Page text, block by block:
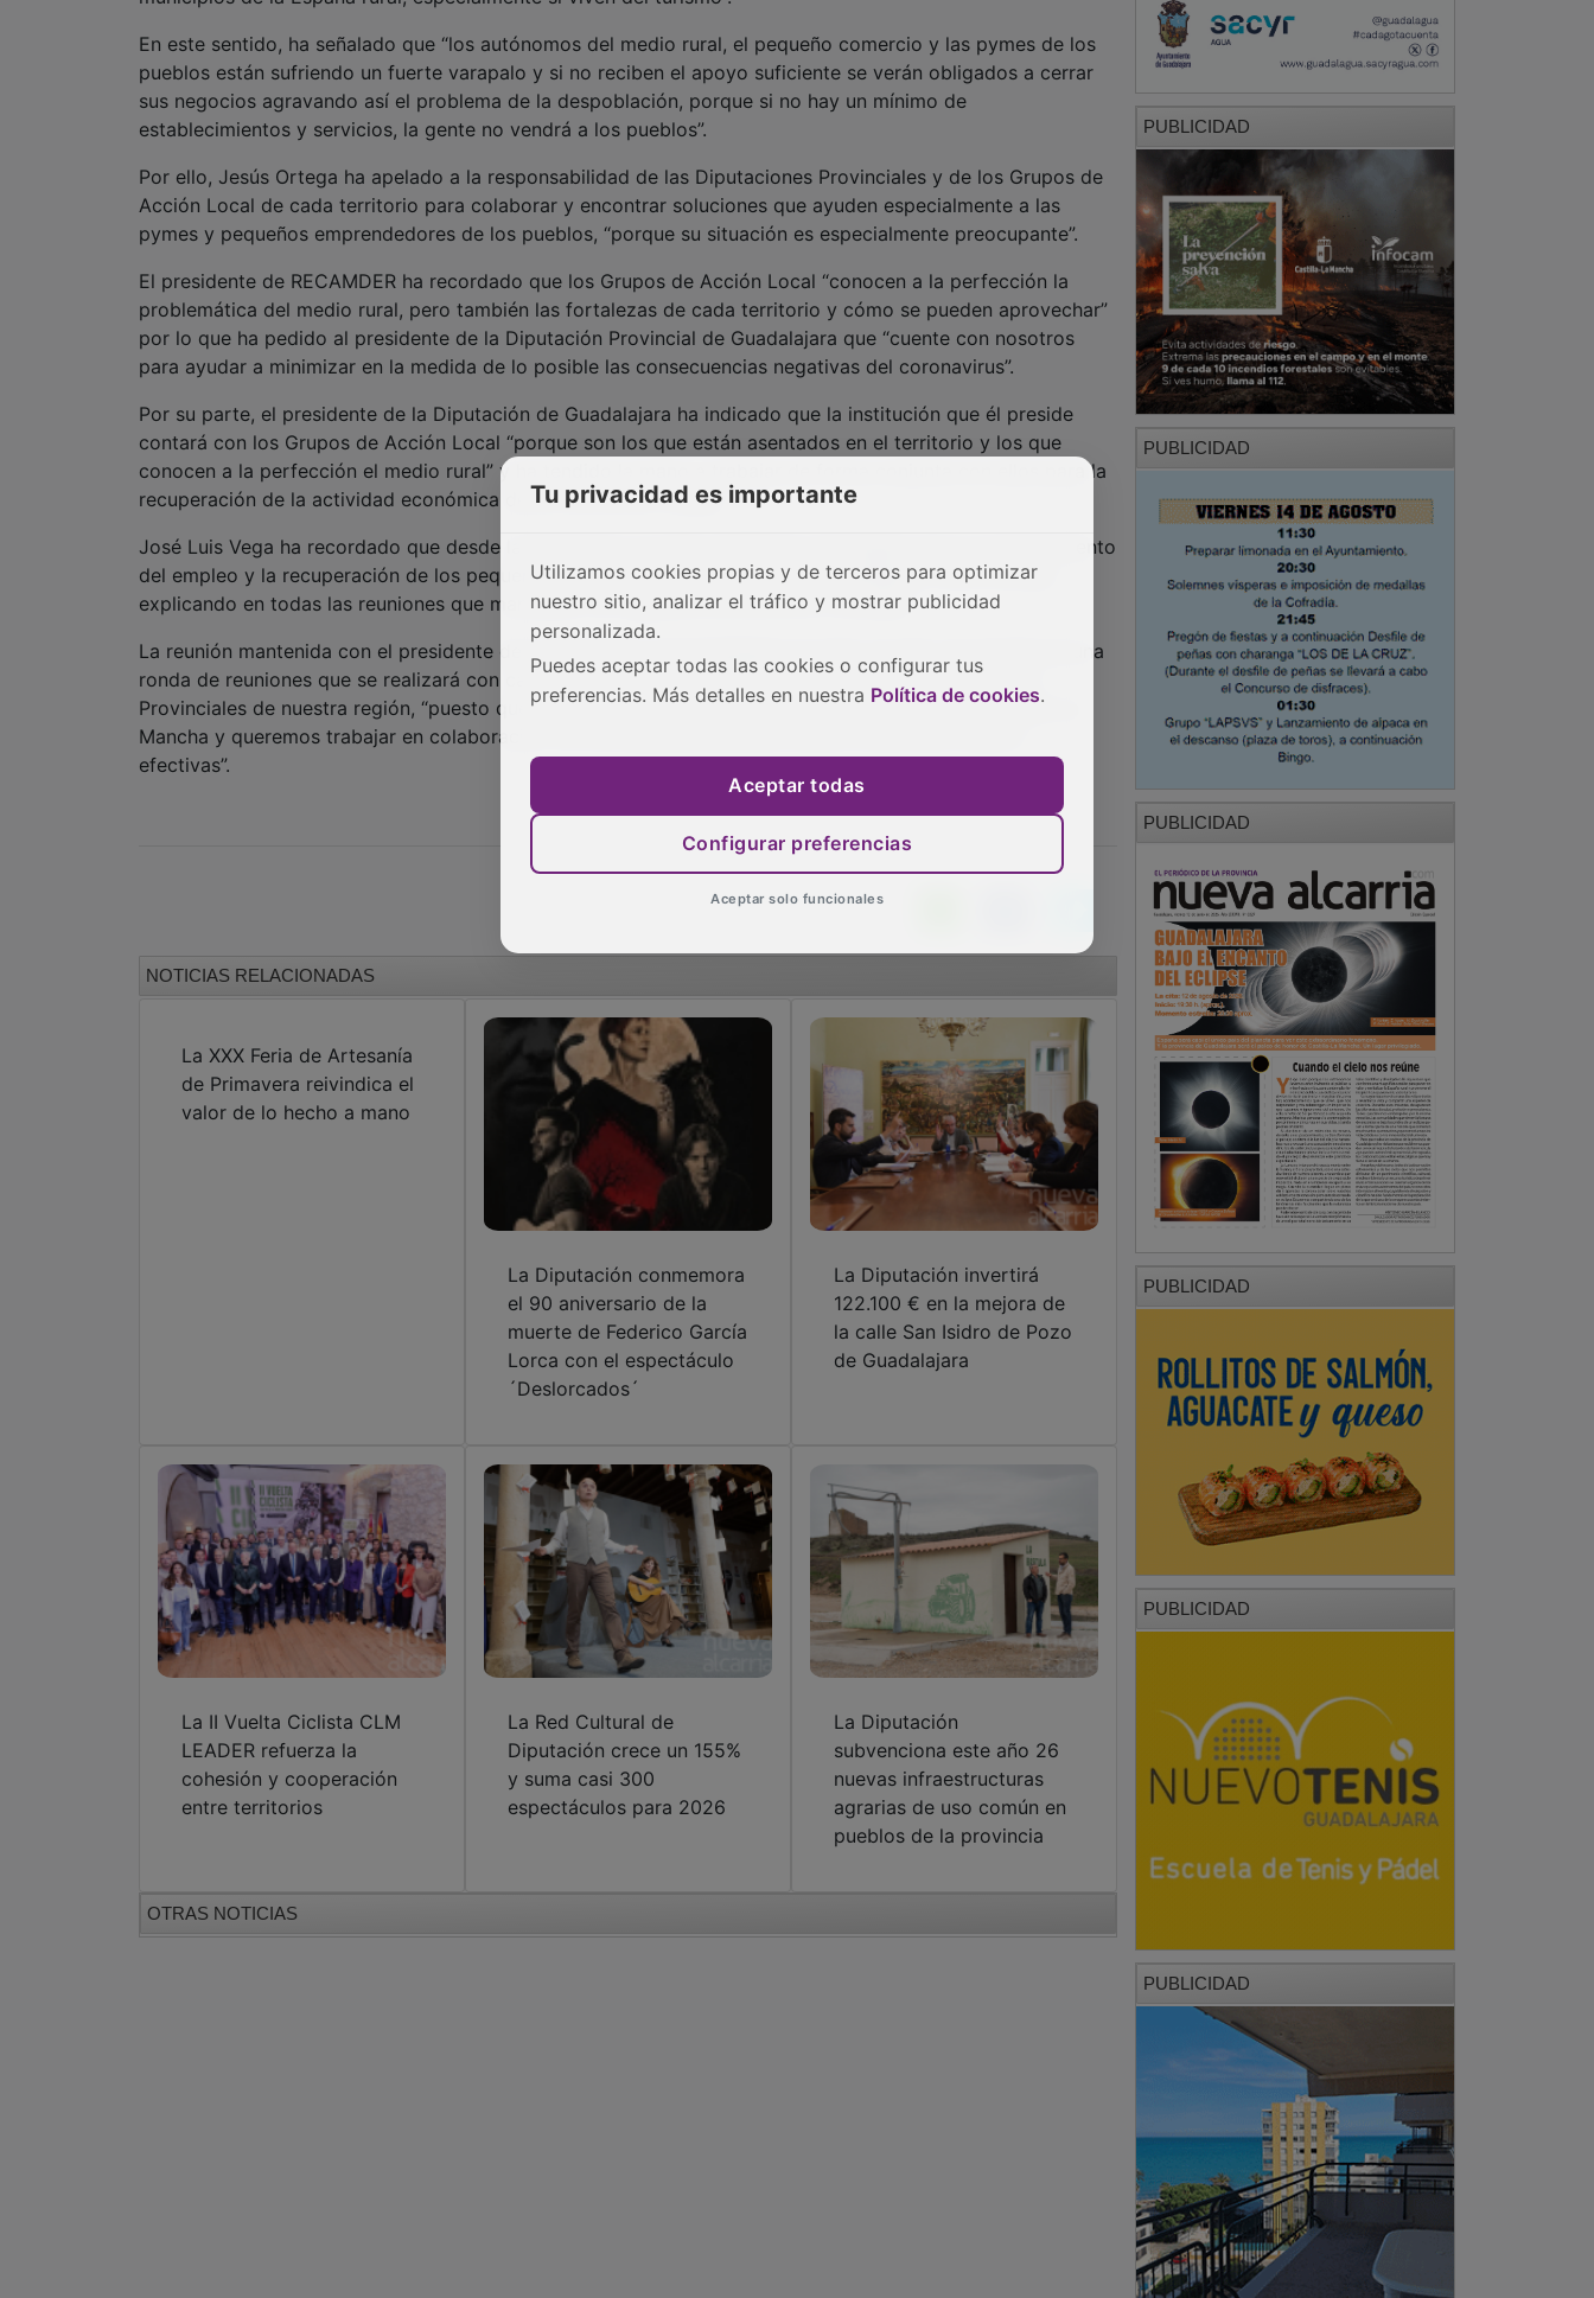
En este sentido, ha señalado que “los autónomos del medio rural, el pequeño comercio y las pymes de los
pueblos están sufriendo un fuerte varapalo y si no reciben el apoyo suficiente se verán obligados a cerrar
sus negocios agravando así el problema de la despoblación, porque si no hay un mínimo de
establecimientos y servicios, la gente no vendrá a los pueblos”.
Por ello, Jesús Ortega ha apelado a la responsabilidad de las Diputaciones Provinciales y de los Grupos de
Acción Local de cada territorio para colaborar y encontrar soluciones que ayuden especialmente a las
pymes y pequeños emprendedores de los pueblos, “porque su situación es especialmente preocupante”.
El presidente de RECAMDER ha recordado que los Grupos de Acción Local “conocen a la perfección la
problemática del medio rural, pero también las fortalezas de cada territorio y cómo se pueden aprovechar”
por lo que ha pedido al presidente de la Diputación Provincial de Guadalajara que “cuente con nosotros
para ayudar a minimizar en la medida de lo posible las consecuencias negativas del coronavirus”.
Por su parte, el presidente de la Diputación de Guadalajara ha indicado que la institución que él preside
contará con los Grupos de Acción Local “porque son los que están asentados en el territorio y los que
conocen a la perfección el medio rural” y ha tendido la mano a trabajar de forma conjunta con ellos para la
recuperación de la actividad económica de los territorios rurales.
José Luis Vega ha recordado que desde la Diputación se están diseñando estrategias para el mantenimiento
del empleo y la recuperación de los pequeños negocios de la provincia de Guadalajara, como se está
explicando en todas las reuniones que mantienen con agentes económicos y sociales.
La reunión mantenida con el presidente de la Diputación de Guadalajara ha sido el punto de partida de una
ronda de reuniones que se realizará con cada uno de los presidentes de las diferentes Diputaciones
Provinciales de nuestra región, “puesto que el problema es el mismo en todos los pueblos de Castilla-La
Mancha y queremos trabajar en colaboración con las diputaciones para buscar soluciones reales y
efectivas”.
NOTICIAS RELACIONADAS
La XXX Feria de Artesanía
de Primavera reivindica el
valor de lo hecho a mano
La Diputación conmemora
el 90 aniversario de la
muerte de Federico García
Lorca con el espectáculo
´Deslorcados´
La Diputación invertirá
122.100 € en la mejora de
la calle San Isidro de Pozo
de Guadalajara
La II Vuelta Ciclista CLM
LEADER refuerza la
cohesión y cooperación
entre territorios
La Red Cultural de
Diputación crece un 155%
y suma casi 300
espectáculos para 2026
La Diputación
subvenciona este año 26
nuevas infraestructuras
agrarias de uso común en
pueblos de la provincia
OTRAS NOTICIAS
PUBLICIDAD
PUBLICIDAD
PUBLICIDAD
PUBLICIDAD
PUBLICIDAD
PUBLICIDAD
Tu privacidad es importante
Utilizamos cookies propias y de terceros para optimizar
nuestro sitio, analizar el tráfico y mostrar publicidad
personalizada.
Puedes aceptar todas las cookies o configurar tus
preferencias. Más detalles en nuestra Política de cookies.
Aceptar todas
Configurar preferencias
Aceptar solo funcionales